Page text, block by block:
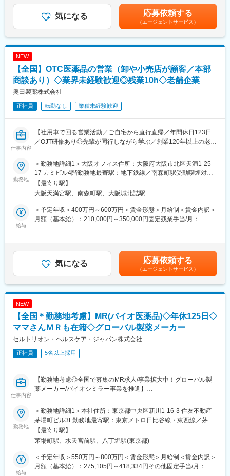
Medical Representative（メディカル・リプレゼンタティブ）の
略で、日本語では「医薬情報担当者」を意味します。医師や薬剤
師などの医療従事者に対して、自社製品である漢方薬に関する情
報を提供し、漢方薬の適正使用を促進する役割を担っています。
入社後、未経験の方は2か月間（8~9月）、経験者の方も1ヶ月間
（8月）本社研修がありしっかりとフォローします。漢方業界が初
めての方でもご安心ください！内容は学術（医薬品・漢方薬）、
情報提供や説明会のロールプレイイング等インプット、アウトプ
ットの両方の研修を予定しており、現場でご活躍いただくための
土台を固めます。（研修期間は変動の可能性あり）
■魅力：
・産育休、子ども看護休暇、介護休暇、各種自己啓発制度あり
■勤務地補足：
※配属予定拠点の詳しくは以下ご参照くださいませ。
https://www.kracie.co.jp/company/info/office.html
の駐在の場合もあります。
※駐在の場合も、会議等の業務で月に数回支店や営業所、出張所等
■クラシエ(株)へ入社後本社での研修期間を経て、MR職としては
クラシエ薬品(株)への在籍出向となります。
出向先：クラシエ薬品株式会社
事業内容：医療用医薬品分野（医薬品部門）
変更の範囲：会社の定める業務
までも目安の金額であり、選考を通じて上下する可能性がありま
す。月給(月額)は固定手当を含めた表記です。
気になる 応募依頼する
（エージェントサービス）
NEW
【全国】OTC医薬品の営業（卸や小売店が顧客／本部
商談あり）◇業界未経験歓迎◎残業10h◇老舗企業
奥田製薬株式会社
正社員 転勤なし 業種未経験歓迎
仕事内容
【社用車で回る営業活動／ご自宅から直行直帰／年間休日123日
／OJT研修あり◎先輩が同行しながら学ぶ／創業120年以上の老舗
■業務内容：
医薬品卸やドラッグストア本部に対し、OTC医薬品の新商品提案
や販売促進施策の企画・提案営業をお任せします。
営業先は既存取引先が主となりますが、新規先開拓も積極的に行
います。
・販売促進施策の企画・提案
・本部バイヤーとの商談・関係構築
現在はOTC医薬品が中心で、内服固形剤（鎮痛薬など）、外用剤
（点鼻薬、虫刺され薬など）のNB品・PB品を取り扱っていま
す。
可能性もあります。
社用車を利用して営業活動を行います。
担当エリアや担当社数、出張頻度はご経験やスキルに応じて決定
新規開拓営業をお任せします。
■入社後の流れ：
配属部署にてOJTを開始し、先輩社員との商談同行や引継ぎを通
独り立ちの時期は一律ではなく、習熟度や経験に応じて判断する
ため、安心して業務に取り組める環境です。
勤務地
＜勤務地詳細1＞大阪オフィス住所：大阪府大阪市北区天満1-25-
17 カミビル4階勤務地最寄駅：地下鉄線／南森町駅受動喫煙対
策：敷地内全面禁煙＜勤務地詳細2＞全国住所：自宅から直行直帰
です 受動喫煙対策：屋内全面禁煙変更の範囲：無
【最寄り駅】
大阪天満宮駅、南森町駅、大阪城北詰駅
給与
＜予定年収＞400万円～600万円＜賃金形態＞月給制＜賃金内訳＞
月額（基本給）：210,000円～350,000円固定残業手当/月：
給与詳細は、あくまでも目安の金額であり、選考を通じて上下す
る可能性があります。■昇給：年1回（0.50％～1.00％）■賞与：
年2回（計3ヵ月分以上）賃金はあくまでも目安の金額であり、選
考を通じて上下する可能性があります。月給(月額)は固定手当を含
めた表記です。
気になる 応募依頼する
（エージェントサービス）
NEW
【全国＊勤務地考慮】MR(バイオ医薬品)◇年休125日◇
ママさんＭＲも在籍◇グローバル製薬メーカー
セルトリオン・ヘルスケア・ジャパン株式会社
正社員 5名以上採用
仕事内容
【勤務地考慮◎全国で募集のMR求人/事業拡大中！グローバル製
薬メーカー/バイオシミラー事業を推進】
バイオ医薬品を開発・製造する総合ヘルスケアグループの日本法
人である当社にて、MRを募集いたします。
■業務内容：
・MR職務の担当エリアにおいて当社製品の新規口座開設ならびに
シェアの拡大を目指す
・販売目標を達成させるために卸との協業を推進する
勤務地
＜勤務地詳細1＞本社住所：東京都中央区新川1-16-3 住友不動産
茅場町ビル3F勤務地最寄駅：東京メトロ日比谷線・東西線／茅場
町駅受動喫煙対策：敷地内喫煙可能場所あり＜勤務地詳細2＞全国
住所：全国 受動喫煙対策：敷地内全面禁煙変更の範囲：会社の定
【最寄り駅】
茅場町駅、水天宮前駅、八丁堀駅(東京都)
給与
＜予定年収＞550万円～800万円＜賃金形態＞月給制＜賃金内訳＞
月額（基本給）：275,105円～418,334円その他固定手当/月：